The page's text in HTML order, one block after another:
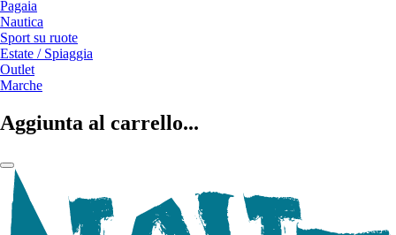
Pagaia
Nautica
Sport su ruote
Estate / Spiaggia
Outlet
Marche
Aggiunta al carrello...